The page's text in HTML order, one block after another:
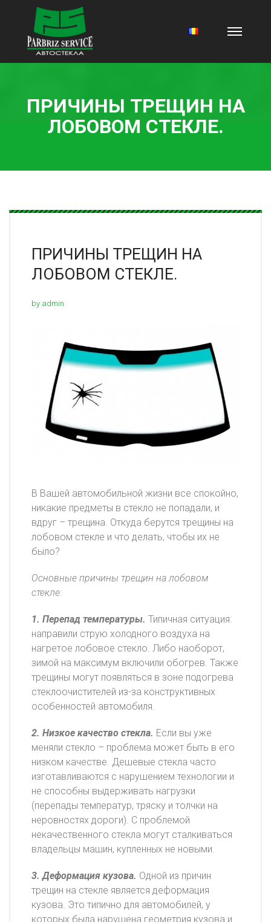
ПРИЧИНЫ ТРЕЩИН НА
ЛОБОВОМ СТЕКЛЕ.
ПРИЧИНЫ ТРЕЩИН НА
ЛОБОВОМ СТЕКЛЕ.
by admin
В Вашей автомобильной жизни все спокойно,
никакие предметы в стекло не попадали, и
вдруг – трещина. Откуда берутся трещины на
лобовом стекле и что делать, чтобы их не
было?
Основные причины трещин на лобовом
стекле:
1. Перепад температуры. Типичная ситуация:
направили струю холодного воздуха на
нагретое лобовое стекло. Либо наоборот,
зимой на максимум включили обогрев. Также
трещины могут появляться в зоне подогрева
стеклоочистителей из-за конструктивных
особенностей автомобиля.
2. Низкое качество стекла. Если вы уже
меняли стекло – проблема может быть в его
низком качестве. Дешевые стекла часто
изготавливаются с нарушением технологии и
не способны выдерживать нагрузки
(перепады температур, тряску и толчки на
неровностях дороги). С проблемой
некачественного стекла могут сталкиваться
владельцы машин, купленных не новыми.
3. Деформация кузова. Одной из причин
трещин на стекле является деформация
кузова. Это типично для автомобилей, у
которых была нарушена геометрия кузова и